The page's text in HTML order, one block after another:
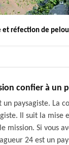
et réfection de
confier à un
paysagiste. La
Il suit la
Si vous
24 est un